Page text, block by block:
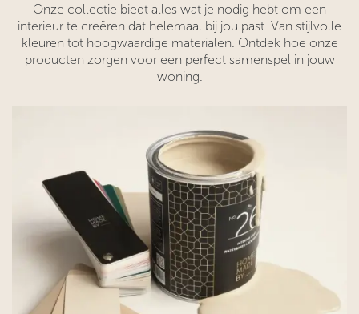
Onze collectie biedt alles wat je nodig hebt om een
interieur te creëren dat helemaal bij jou past. Van stijlvolle
kleuren tot hoogwaardige materialen. Ontdek hoe onze
producten zorgen voor een perfect samenspel in jouw
woning.